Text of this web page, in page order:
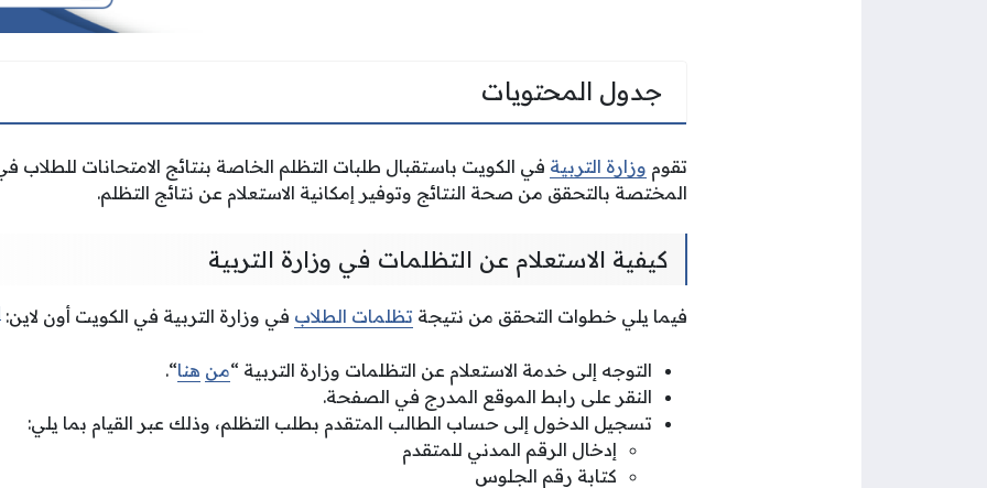
جدول المحتويات
تقوم وزارة التربية في الكويت باستقبال طلبات التظلم الخاصة بنتائج الامتحانات للطلاب
المختصة بالتحقق من صحة النتائج وتوفير إمكانية الاستعلام عن نتائج التظلم.
كيفية الاستعلام عن التظلمات في وزارة التربية
فيما يلي خطوات التحقق من نتيجة تظلمات الطلاب في وزارة التربية في الكويت أون لاين:
التوجه إلى خدمة الاستعلام عن التظلمات وزارة التربية “من هنا“.
النقر على رابط الموقع المدرج في الصفحة.
تسجيل الدخول إلى حساب الطالب المتقدم بطلب التظلم، وذلك عبر القيام بما يلي:
إدخال الرقم المدني للمتقدم
كتابة رقم الجلوس